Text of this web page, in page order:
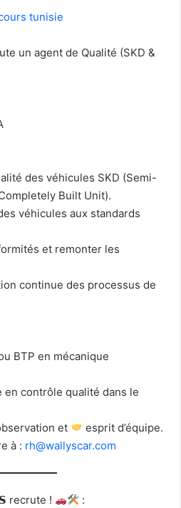
tunisie
un agent de Qualité (SKD &
des véhicules SKD (Semi-
Built Unit).
véhicules aux standards
et remonter les
continue des processus de
BTP en mécanique
en contrôle qualité dans le
et
esprit d’équipe.
à : rh@wallyscar.com
!
: